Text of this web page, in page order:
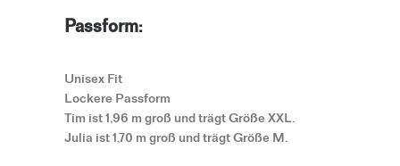
Passform:
Unisex Fit
Lockere Passform
Tim ist 1,96 m groß und trägt Größe XXL.
Julia ist 1,70 m groß und trägt Größe M.